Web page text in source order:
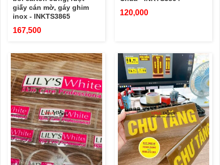
giấy cán mờ, gáy ghim
inox - INKTS3865
167,500
120,000